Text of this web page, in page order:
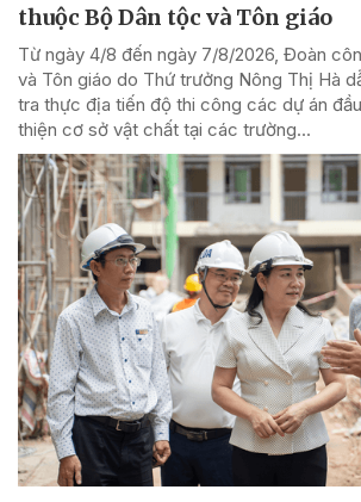
thuộc Bộ Dân tộc và Tôn giáo
Từ ngày 4/8 đến ngày 7/8/2026, Đoàn
và Tôn giáo do Thứ trưởng Nông Thị Hà
tra thực địa tiến độ thi công các dự án
thiện cơ sở vật chất tại các trường...